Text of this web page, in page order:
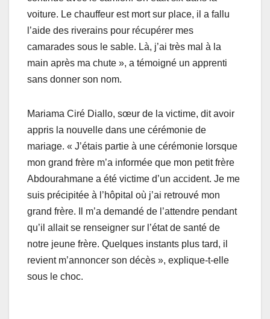
voiture. Le chauffeur est mort sur place, il a fallu
l’aide des riverains pour récupérer mes
camarades sous le sable. Là, j’ai très mal à la
main après ma chute », a témoigné un apprenti
sans donner son nom.
Mariama Ciré Diallo, sœur de la victime, dit avoir
appris la nouvelle dans une cérémonie de
mariage. « J’étais partie à une cérémonie lorsque
mon grand frère m’a informée que mon petit frère
Abdourahmane a été victime d’un accident. Je me
suis précipitée à l’hôpital où j’ai retrouvé mon
grand frère. Il m’a demandé de l’attendre pendant
qu’il allait se renseigner sur l’état de santé de
notre jeune frère. Quelques instants plus tard, il
revient m’annoncer son décès », explique-t-elle
sous le choc.